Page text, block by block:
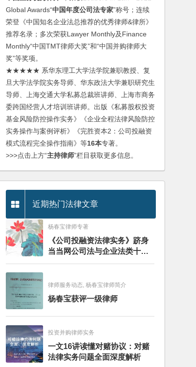
Global Awards“中国年度公司法专家”称号；连续
荣登《中国知名企业法总推荐的优秀律师&律所》
推荐名录；多次荣获Lawyer Monthly及Finance
Monthly“中国TMT律师大奖”和“中国并购律师大
奖”等奖项。
★★★★★ 系华东理工大学法学院兼职教授、复
旦大学法学院实务导师、华东政法大学兼职研究生
导师、上海交通大学私募总裁班讲师、上海市商务
委跨国经营人才培训班讲师。出版《私募股权投资
基金风险防控操作实务》《企业全程法律风险防控
实务操作与案例评析》《完胜资本2：公司投融资
模式流程完全操作指南》等16本专著。
>>>点击上方“主持律师”栏目获取更多信息。
近期热门法律文章
杨春宝律师专著
《公司投融资法律实务》跻身
当当网公司法与企业法类十大
畅销图书榜
律师服务动态, 杨春宝律师简介
杨春宝获评一级律师
投资并购律师实务
一文16讲读懂对赌协议：对赌
法律实务问题全面深度解析